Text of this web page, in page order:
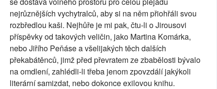
nejrůznějších vychytralců, aby si na něm přiohřáli svou
rozbředlou kaši. Nejhůře je mi pak, čtu-li o Jirousovi
příspěvky od takových veličin, jako Martina Komárka,
nebo Jiřího Peňáse a všelijakých těch dalších
překabátěnců, jimž před převratem ze zbabělosti bývalo
na omdlení, zahlédli-li třeba jenom zpovzdálí jakýkoli
literární samizdat, nebo dokonce exilovou knihu.